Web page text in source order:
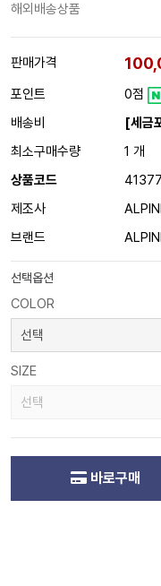
해외배송상품
판매가격
포인트
0점
배송비
[세금
최소구매수량
1 개
상품코드
제조사
브랜드
선택옵션
COLOR
SIZE
바로구매